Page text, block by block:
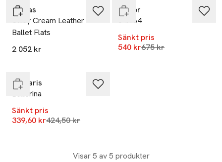
Alohas
Sway Cream Leather
Ballet Flats
2 052 kr
Gabor
04.164
Sänkt pris
540 krLägsta pris 30 dagar
675 kr
-20%
Tamaris
Ballerina
Sänkt pris
339,60 krLägsta pris 30 dagar
424,50 kr
Visar 5 av 5 produkter